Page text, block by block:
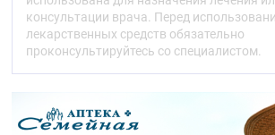
(табачной) зависимости.
Фармакокинетика
перорального применения
;мг (одна таблетка).
консультации врача. Перед
лекарственных средств обязательно
проконсультируйтесь со специалистом.